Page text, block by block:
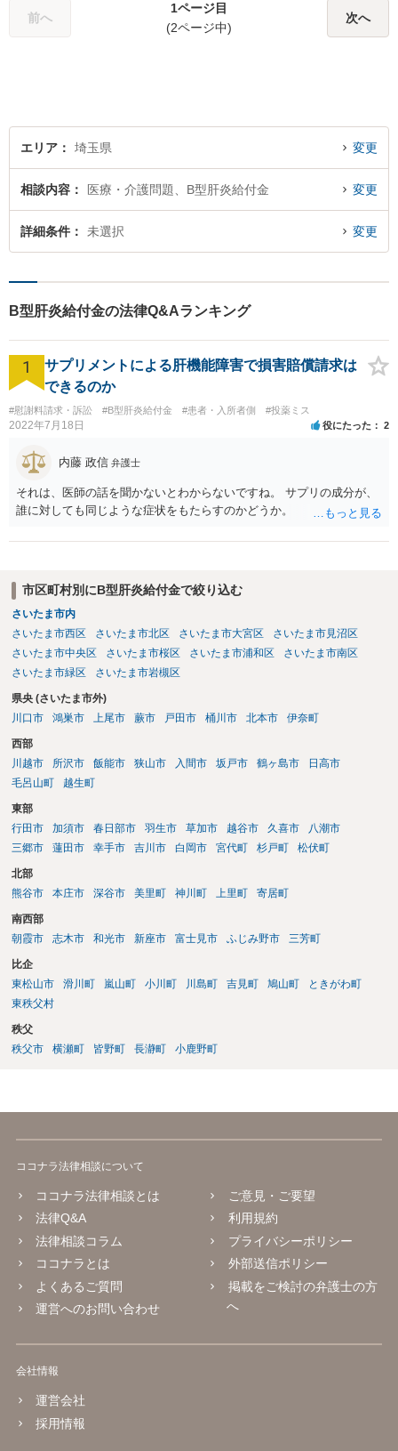
前へ
1ページ目
(2ページ中)
次へ
エリア 埼玉県 変更
相談内容 医療・介護問題、B型肝炎給付金 変更
詳細条件 未選択 変更
B型肝炎給付金の法律Q&Aランキング
1
サプリメントによる肝機能障害で損害賠償請求は
できるのか
#慰謝料請求・訴訟 #B型肝炎給付金 #患者・入所者側 #投薬ミス
2022年7月18日 役にたった 2
内藤 政信 弁護士
それは、医師の話を聞かないとわからないですね。 サプリの成分が、
誰に対しても同じような症状をもたらすのかどうか。
市区町村別にB型肝炎給付金で絞り込む
さいたま市内
さいたま市西区
さいたま市北区 さいたま市大宮区
さいたま市見沼区
さいたま市中央区
さいたま市桜区 さいたま市浦和区
さいたま市南区
さいたま市緑区
さいたま市岩槻区
県央 (さいたま市外)
川口市
鴻巣市 上尾市 蕨市 戸田市 桶川市 北本市 伊奈町
西部
川越市
所沢市 飯能市 狭山市 入間市 坂戸市 鶴ヶ島市
日高市
毛呂山町
越生町
東部
行田市
加須市 春日部市 羽生市 草加市 越谷市 久喜市
八潮市
三郷市
蓮田市 幸手市 吉川市 白岡市 宮代町 杉戸町 松伏町
北部
熊谷市
本庄市 深谷市 美里町 神川町 上里町 寄居町
南西部
朝霞市
志木市 和光市 新座市 富士見市 ふじみ野市 三芳町
比企
東松山市
滑川町 嵐山町 小川町 川島町 吉見町 鳩山町
ときがわ町
東秩父村
秩父
秩父市
横瀬町 皆野町 長瀞町 小鹿野町
ココナラ法律相談について
ココナラ法律相談とは
法律Q&A
法律相談コラム
ココナラとは
よくあるご質問
運営へのお問い合わせ
ご意見・ご要望
利用規約
プライバシーポリシー
外部送信ポリシー
掲載をご検討の弁護士の方
へ
会社情報
運営会社
採用情報